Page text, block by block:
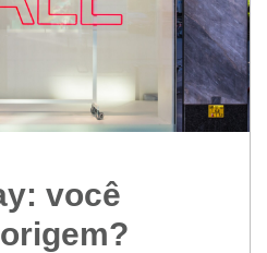
você